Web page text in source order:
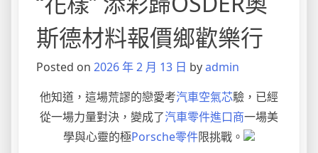
斯德材料報價鄉歡樂行
Posted on 2026 年 2 月 13 日 byadmin
他知道，這場荒謬的戀愛考汽車空氣芯驗，已經
從一場力量對決，變成了汽車零件進口商一場美
學與心靈的極Porsche零件限挑戰。